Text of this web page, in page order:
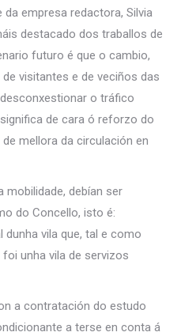
empresa redactora, Silvia
destacado dos traballos de
futuro é que o cambio,
visitantes e de veciños das
o tráfico
de cara ó reforzo do
mellora da circulación en
mobilidade, debían ser
do Concello, isto é:
vila que, tal e como
foi unha vila de servizos
a contratación do estudo
a terse en conta á